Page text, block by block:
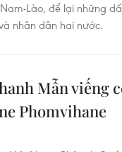
Lào, để lại những
nhân dân hai nước.
Mẫn viếng
Phomvihane